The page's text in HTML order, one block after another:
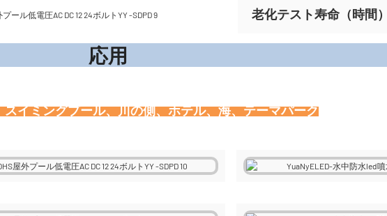
老化テスト寿命（時間